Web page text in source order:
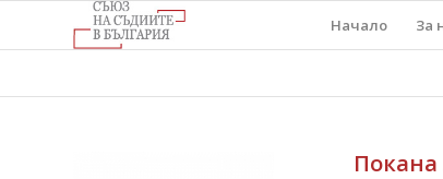
Начало За